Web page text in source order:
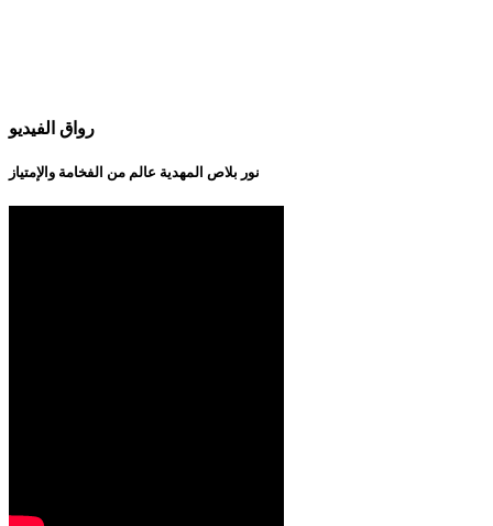
رواق الفيديو
نور بلاص المهدية عالم من الفخامة والإمتياز